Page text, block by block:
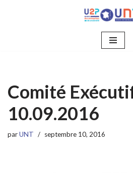
Comité
10.09.2016
parUNT septembre 10, 2016